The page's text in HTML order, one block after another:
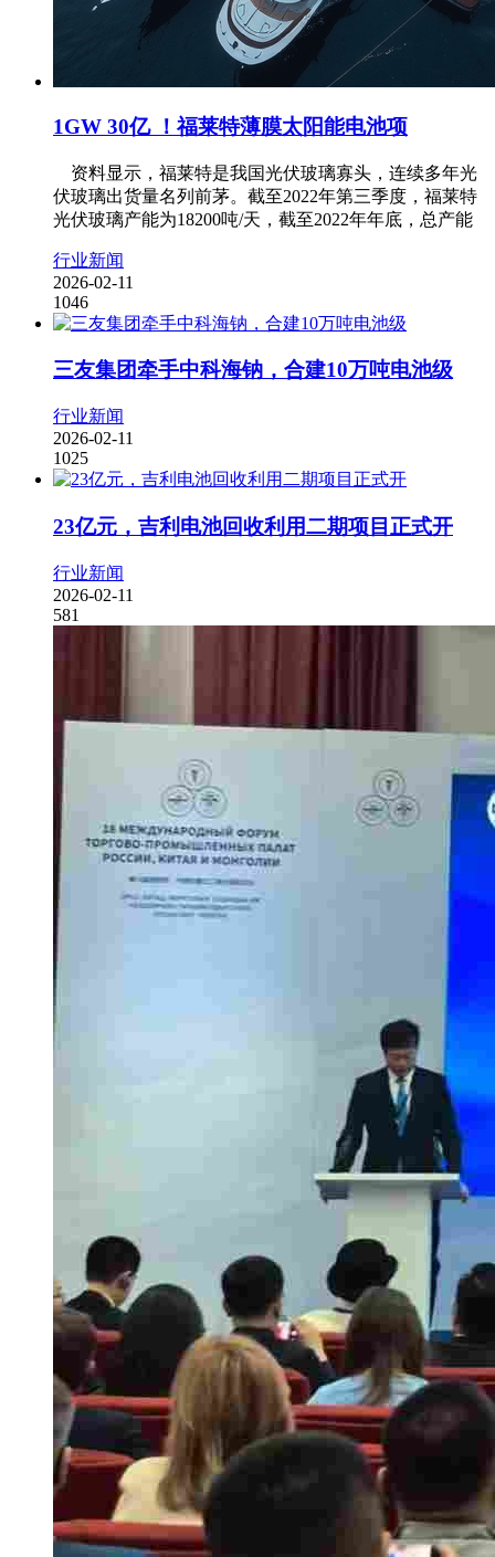
1GW 30亿 ！福莱特薄膜太阳能电池项
资料显示，福莱特是我国光伏玻璃寡头，连续多年光
伏玻璃出货量名列前茅。截至2022年第三季度，福莱特
光伏玻璃产能为18200吨/天，截至2022年年底，总产能
行业新闻
2026-02-11
1046
三友集团牵手中科海钠，合建10万吨电池级
行业新闻
2026-02-11
1025
23亿元，吉利电池回收利用二期项目正式开
行业新闻
2026-02-11
581